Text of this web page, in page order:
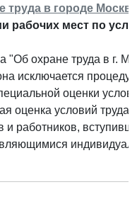
труда в городе
рабочих мест по
"Об охране труда в г.
исключается
оценки
оценка условий
и работников,